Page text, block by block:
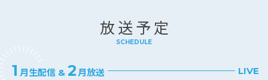
放送予定
SCHEDULE
1 月生配信 & 2 月放送 LIVE